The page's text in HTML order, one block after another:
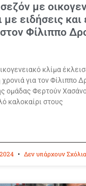
με
με ειδήσεις και
Φίλιππο
κλίμα
για τον Φίλιππο
ομάδας Φερτούν
καλοκαίρι στους
Δεν υπάρχουν Σχόλια